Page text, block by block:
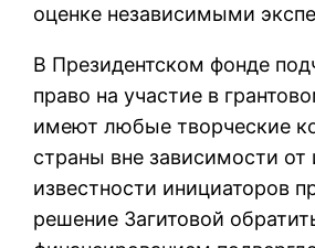
оценке независимыми
В Президентском фонде
право на участие в
имеют любые творческие
страны вне зависимости от
известности инициаторов
решение Загитовой